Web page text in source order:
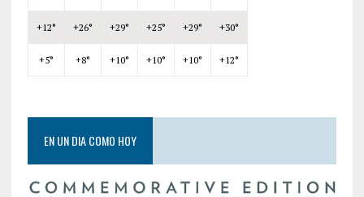
+12° +26° +29° +25° +29° +30°
+5° +8° +10° +10° +10° +12°
EN UN DIA COMO HOY